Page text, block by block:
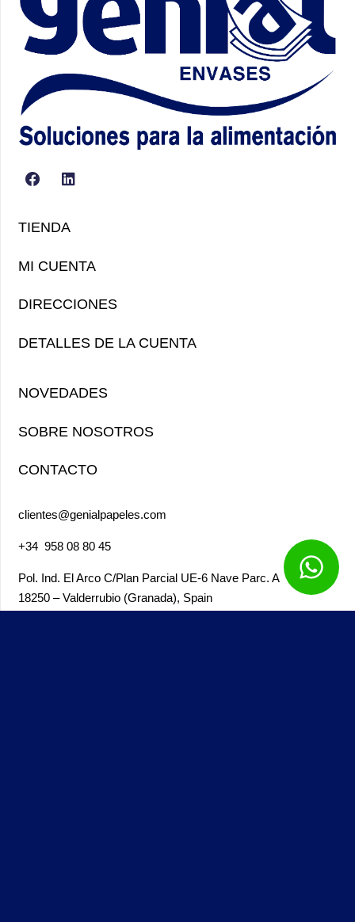
TIENDA
MI CUENTA
DIRECCIONES
DETALLES DE LA CUENTA
NOVEDADES
SOBRE NOSOTROS
CONTACTO
clientes@genialpapeles.com
+34 958 08 80 45
Pol. Ind. El Arco C/Plan Parcial UE-6 Nave Parc. A
18250 – Valderrubio (Granada), Spain